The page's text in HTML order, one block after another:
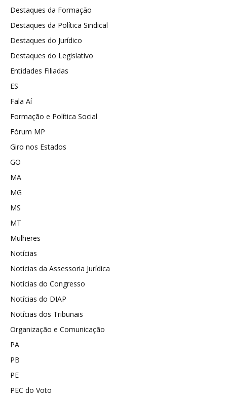
Destaques da Formação
Destaques da Política Sindical
Destaques do Jurídico
Destaques do Legislativo
Entidades Filiadas
ES
Fala Aí
Formação e Política Social
Fórum MP
Giro nos Estados
GO
MA
MG
MS
MT
Mulheres
Notícias
Notícias da Assessoria Jurídica
Notícias do Congresso
Notícias do DIAP
Notícias dos Tribunais
Organização e Comunicação
PA
PB
PE
PEC do Voto